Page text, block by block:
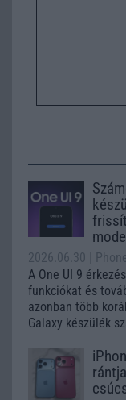
2026.06.30
|
A One UI 9
funkciókat és
azonban több
Galaxy készülék